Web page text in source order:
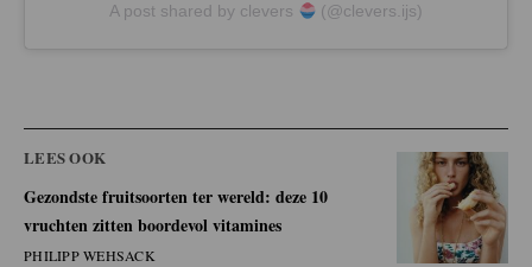
A post shared by clevers (@clevers.ijs)
LEES OOK
Gezondste fruitsoorten ter wereld: deze 10
vruchten zitten boordevol vitamines
PHILIPP WEHSACK